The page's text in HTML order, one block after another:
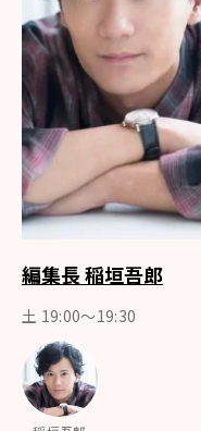
編集長 稲垣吾郎
土 19:00～19:30